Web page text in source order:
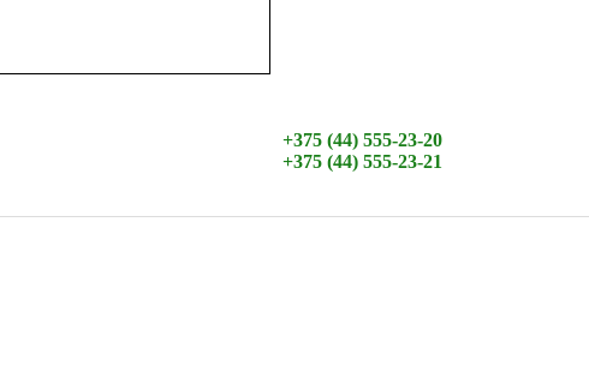
+375 (44) 555-23-20
+375 (44) 555-23-21